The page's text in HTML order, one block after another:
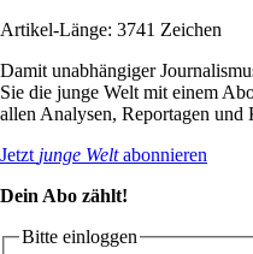
Artikel-Länge: 3741 Zeichen
Damit unabhängiger
Sie die junge Welt mit einem
allen Analysen, Reportagen und
Jetzt junge Weltabonnieren
Dein Abo zählt!
Bitte einloggen